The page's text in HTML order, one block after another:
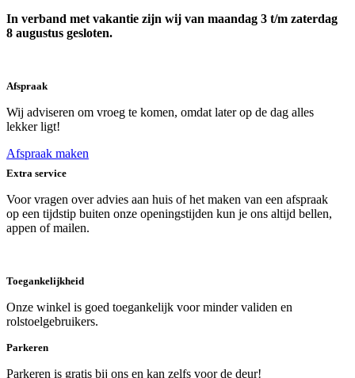
In verband met vakantie zijn wij van maandag 3 t/m zaterdag
8 augustus gesloten.
Afspraak
Wij adviseren om vroeg te komen, omdat later op de dag alles
lekker ligt!
Afspraak maken
Extra service
Voor vragen over advies aan huis of het maken van een afspraak
op een tijdstip buiten onze openingstijden kun je ons altijd bellen,
appen of mailen.
Toegankelijkheid
Onze winkel is goed toegankelijk voor minder validen en
rolstoelgebruikers.
Parkeren
Parkeren is gratis bij ons en kan zelfs voor de deur!